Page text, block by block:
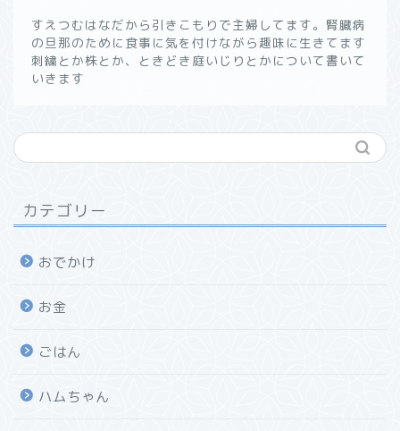
すえつむはなだから引きこもりで主婦してます。腎臓病
の旦那のために食事に気を付けながら趣味に生きてます
刺繍とか株とか、ときどき庭いじりとかについて書いて
いきます
カテゴリー
おでかけ
お金
ごはん
ハムちゃん